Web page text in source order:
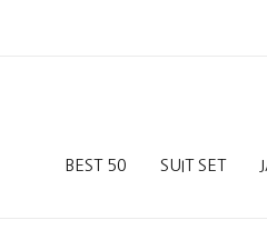
BEST 50 SUIT SET